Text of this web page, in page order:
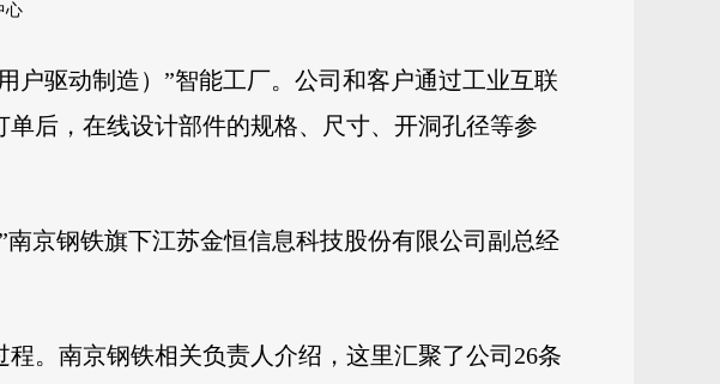
心
户驱动制造）”智能工厂。公司和客户通过工业互联
后，在线设计部件的规格、尺寸、开洞孔径等参
京钢铁旗下江苏金恒信息科技股份有限公司副总经
。南京钢铁相关负责人介绍，这里汇聚了公司26条